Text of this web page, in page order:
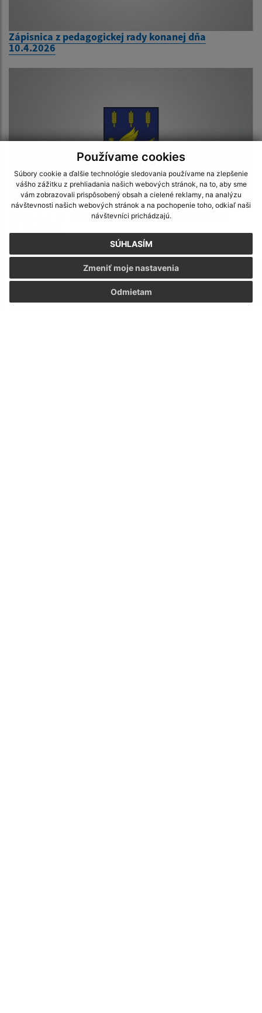
Používame cookies
Súbory cookie a ďalšie technológie sledovania používame na zlepšenie
vášho zážitku z prehliadania našich webových stránok, na to, aby sme
vám zobrazovali prispôsobený obsah a cielené reklamy, na analýzu
návštevnosti našich webových stránok a na pochopenie toho, odkiaľ naši
návštevníci prichádzajú.
SÚHLASÍM
Odmietam
Zmeniť moje nastavenia
Zápisnica z pedagogickej rady konanej dňa
10.4.2026
Zápisnica zo zasadnutia rady školy konanej dňa